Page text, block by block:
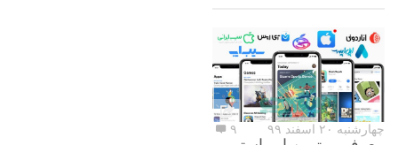
چهارشنبه ۲۰ اسفند ۹۹ ۹